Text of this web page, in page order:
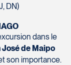
DN)
dans le
José de Maipo
son importance.